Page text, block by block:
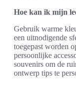
Hoe kan ik mijn
Gebruik warme
een uitnodigende
toegepast worden
persoonlijke
souvenirs om de
ontwerp tips te